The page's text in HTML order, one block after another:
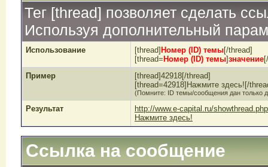
Тег [thread] позволяет сделать
Используя дополнительный
Использование [thread] Номер (ID) темы[/thread]
[thread= Номер (ID) темы]значение
Пример
[thread]42918[/thread]
[thread=42918]Нажмите здесь![/
(Помните: ID темы/сообщения дан только
Результат
http://www.e-capital.ru/
Нажмите здесь!
Ссылка на сообщение